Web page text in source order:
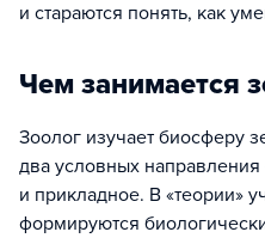
и стараются понять, как
Чем занимается
Зоолог изучает биосферу
два условных направления
и прикладное. В «теории»
формируются